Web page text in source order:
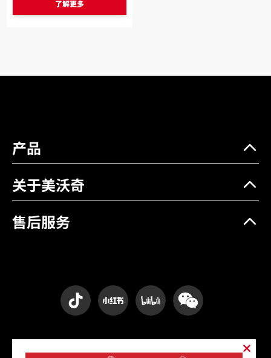
了解更多
产品
关于美沃奇
售后服务